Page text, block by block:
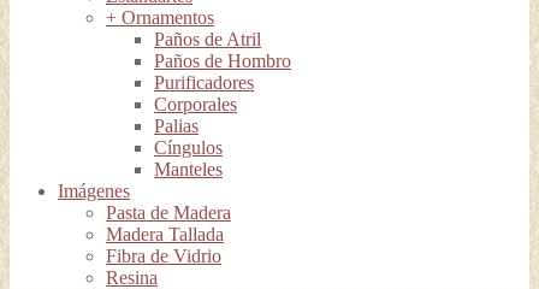
+ Ornamentos
Paños de Atril
Paños de Hombro
Purificadores
Corporales
Palias
Cíngulos
Manteles
Imágenes
Pasta de Madera
Madera Tallada
Fibra de Vidrio
Resina